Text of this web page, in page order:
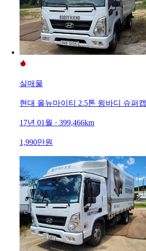
실매물
현대 올뉴마이티 2.5톤 윙바디 슈퍼캡
17년 01월 · 399,466km
1,990만원